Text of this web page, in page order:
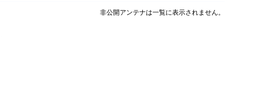
非公開アンテナは一覧に表示されません。